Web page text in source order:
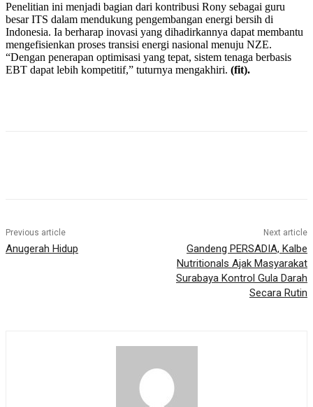
Penelitian ini menjadi bagian dari kontribusi Rony sebagai guru
besar ITS dalam mendukung pengembangan energi bersih di
Indonesia. Ia berharap inovasi yang dihadirkannya dapat membantu
mengefisienkan proses transisi energi nasional menuju NZE.
“Dengan penerapan optimisasi yang tepat, sistem tenaga berbasis
EBT dapat lebih kompetitif,” tuturnya mengakhiri. (fit).
Previous article
Anugerah Hidup
Next article
Gandeng PERSADIA, Kalbe
Nutritionals Ajak Masyarakat
Surabaya Kontrol Gula Darah
Secara Rutin